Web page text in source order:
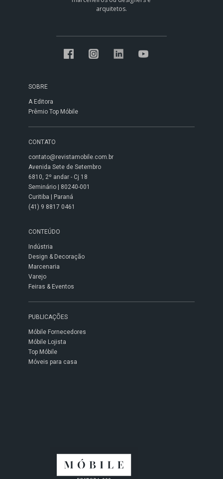
arquitetos.
SOBRE
A Editora
Prêmio Top Móbile
CONTATO
contato@revistamobile.com.br
Avenida Sete de Setembro
6810, 2º andar - Cj 18
Seminário | 80240-001
Curitiba | Paraná
(41) 9 8817 0461
CONTEÚDO
Indústria
Design & Decoração
Marcenaria
Varejo
Feiras & Eventos
PUBLICAÇÕES
Móbile Fornecedores
Móbile Lojista
Top Móbile
Móveis para casa